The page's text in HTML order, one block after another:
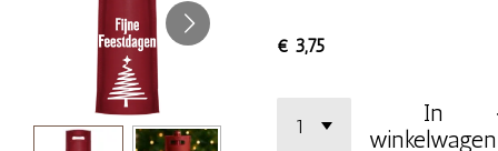
€ 3,75
In
winkelwagen